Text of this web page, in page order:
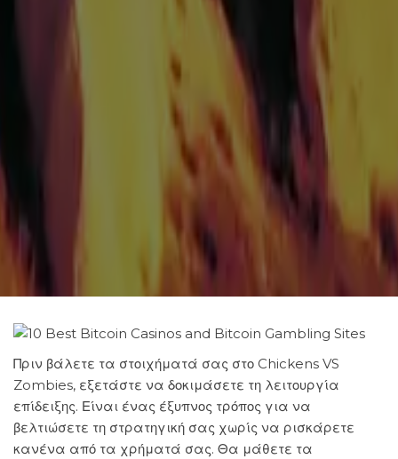
Πριν βάλετε τα στοιχήματά σας στο Chickens VS
Zombies, εξετάστε να δοκιμάσετε τη λειτουργία
επίδειξης. Είναι ένας έξυπνος τρόπος για να
βελτιώσετε τη στρατηγική σας χωρίς να ρισκάρετε
κανένα από τα χρήματά σας. Θα μάθετε τα